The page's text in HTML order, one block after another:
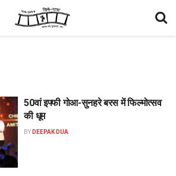
50वां इफ्फी गोआ-सुनहरे बरस में फिल्मोत्सव
की धूम
BY DEEPAK DUA